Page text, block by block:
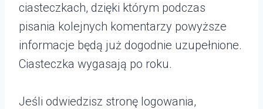
ciasteczkach, dzięki którym podczas
pisania kolejnych komentarzy powyższe
informacje będą już dogodnie uzupełnione.
Ciasteczka wygasają po roku.
Jeśli odwiedzisz stronę logowania,